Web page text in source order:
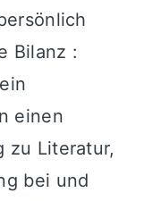
Bilanz :
einen
zu Literatur,
bei und